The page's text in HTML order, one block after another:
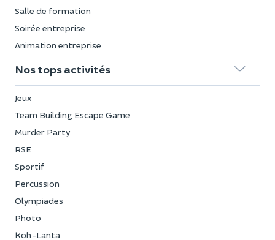
Salle de formation
Soirée entreprise
Animation entreprise
Nos tops activités
Jeux
Team Building Escape Game
Murder Party
RSE
Sportif
Percussion
Olympiades
Photo
Koh-Lanta